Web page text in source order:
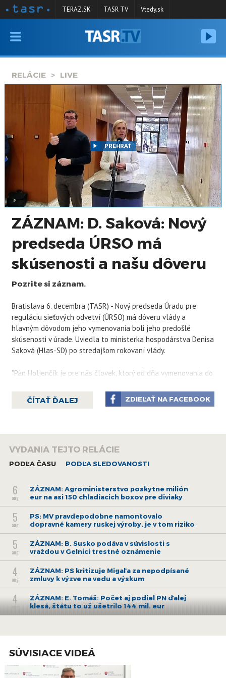
VYSIELANIE
SPRAVODAJSTVO
KONTAKT
ARCHÍV
TERAZ.SK TASR TV Vtedy.sk
RELÁCIE LIVE
PREHRAŤ
ZÁZNAM: D. Saková: Nový
predseda ÚRSO má
skúsenosti a našu dôveru
Pozrite si záznam.
Bratislava 6. decembra (TASR) - Nový predseda Úradu pre
reguláciu sieťových odvetví (ÚRSO) má dôveru vlády a
hlavným dôvodom jeho vymenovania boli jeho predošlé
skúsenosti v úrade. Uviedla to ministerka hospodárstva Denisa
Saková (Hlas-SD) po stredajšom rokovaní vlády.
"Pán Holjenčík je pre nás človek, ktorý od dňa vymenovania do
aby boli v súlade s európskou a slovenskou legislatívou a má
našu dôveru," uviedla Saková.
bývalej vlády. Momentálne chceme do konca roka ukončiť
cenové rozhodovania na rok 2024," dodala.
Vláda v stredu vymenovala Jozefa Holjenčíka do funkcie
predsedu ÚRSO. Úrad taktiež viedol v rokoch 2007 až 2017.
ČÍTAŤ ĎALEJ ZDIEĽAŤ NA FACEBOOK
VYDANIA TEJTO RELÁCIE
PODĽA ČASU PODĽA SLEDOVANOSTI
6
aug
ZÁZNAM: Agroministerstvo poskytne milión
eur na asi 150 chladiacich boxov pre diviaky
5
aug
PS: MV pravdepodobne namontovalo
dopravné kamery ruskej výroby, je v tom riziko
5
aug
ZÁZNAM: B. Susko podáva v súvislosti s
vraždou v Gelnici trestné oznámenie
4
aug
ZÁZNAM: PS kritizuje Migaľa za nepodpísané
zmluvy k výzve na vedu a výskum
4
aug
ZÁZNAM: E. Tomáš: Počet aj podiel PN ďalej
klesá, štátu to už ušetrilo 144 mil. eur
30
hydrometeorologického ústavu
SÚVISIACE VIDEÁ